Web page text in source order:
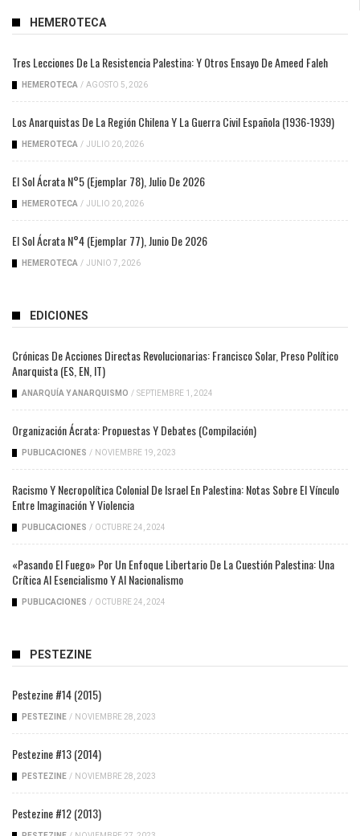
HEMEROTECA
Tres Lecciones De La Resistencia Palestina: Y Otros Ensayo De Ameed Faleh
HEMEROTECA / AGOSTO 5, 2026
Los Anarquistas De La Región Chilena Y La Guerra Civil Española (1936-1939)
HEMEROTECA / JULIO 20, 2026
El Sol Ácrata N°5 (ejemplar 78), Julio De 2026
HEMEROTECA / JULIO 20, 2026
El Sol Ácrata N°4 (ejemplar 77), Junio De 2026
HEMEROTECA / JUNIO 7, 2026
EDICIONES
Crónicas De Acciones Directas Revolucionarias: Francisco Solar, Preso Político
Anarquista (ES, EN, IT)
ANARQUÍA Y ANARQUISMO / SEPTIEMBRE 1, 2024
Organización Ácrata: Propuestas Y Debates (compilación)
PUBLICACIONES / NOVIEMBRE 19, 2023
Racismo Y Necropolítica Colonial De Israel En Palestina: Notas Sobre El Vínculo
Entre Imaginación Y Violencia
PUBLICACIONES / OCTUBRE 24, 2024
«Pasando El Fuego» Por Un Enfoque Libertario De La Cuestión Palestina: Una
Crítica Al Esencialismo Y Al Nacionalismo
PUBLICACIONES / OCTUBRE 24, 2024
PESTEZINE
Pestezine #14 (2015)
PESTEZINE / NOVIEMBRE 28, 2023
Pestezine #13 (2014)
PESTEZINE / NOVIEMBRE 28, 2023
Pestezine #12 (2013)